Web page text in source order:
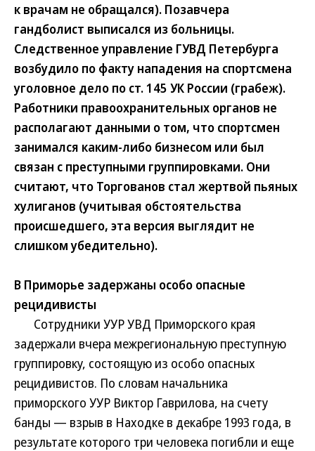
к врачам не обращался). Позавчера
гандболист выписался из больницы.
Следственное управление ГУВД Петербурга
возбудило по факту нападения на спортсмена
уголовное дело по ст. 145 УК России (грабеж).
Работники правоохранительных органов не
располагают данными о том, что спортсмен
занимался каким-либо бизнесом или был
связан с преступными группировками. Они
считают, что Торгованов стал жертвой пьяных
хулиганов (учитывая обстоятельства
происшедшего, эта версия выглядит не
слишком убедительно).
В Приморье задержаны особо опасные
рецидивисты
Сотрудники УУР УВД Приморского края
задержали вчера межрегиональную преступную
группировку, состоящую из особо опасных
рецидивистов. По словам начальника
приморского УУР Виктор Гаврилова, на счету
банды — взрыв в Находке в декабре 1993 года, в
результате которого три человека погибли и еще